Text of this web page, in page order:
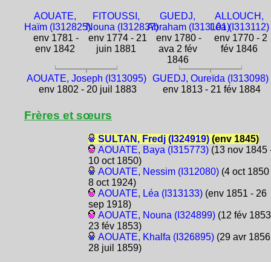
AOUATE,
Haïm (I312825)
env 1781 -
env 1842
FITOUSSI,
Nouna (I312837)
env 1774 - 21
juin 1881
GUEDJ,
Abraham (I313101)
env 1780 -
ava 2 fév
1846
ALLOUCH,
Léa (I313112)
env 1770 - 2
fév 1846
AOUATE, Joseph (I313095)
env 1802 - 20 juil 1883
GUEDJ, Oureïda (I313098)
env 1813 - 21 fév 1884
Frères et sœurs
SULTAN, Fredj (I324919)(env 1845)
AOUATE, Baya (I315773)(13 nov 1845
10 oct 1850)
AOUATE, Nessim (I312080)(4 oct 1850
8 oct 1924)
AOUATE, Léa (I313133)(env 1851 - 26
sep 1918)
AOUATE, Nouna (I324899)(12 fév
23 fév 1853)
AOUATE, Khalfa (I326895)(29 avr
28 juil 1859)